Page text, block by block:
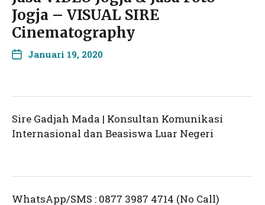
Jogja – VISUAL SIRE
Cinematography
Januari 19, 2020
Sire Gadjah Mada | Konsultan Komunikasi
Internasional dan Beasiswa Luar Negeri
WhatsApp/SMS : 0877 3987 4714 (No Call)